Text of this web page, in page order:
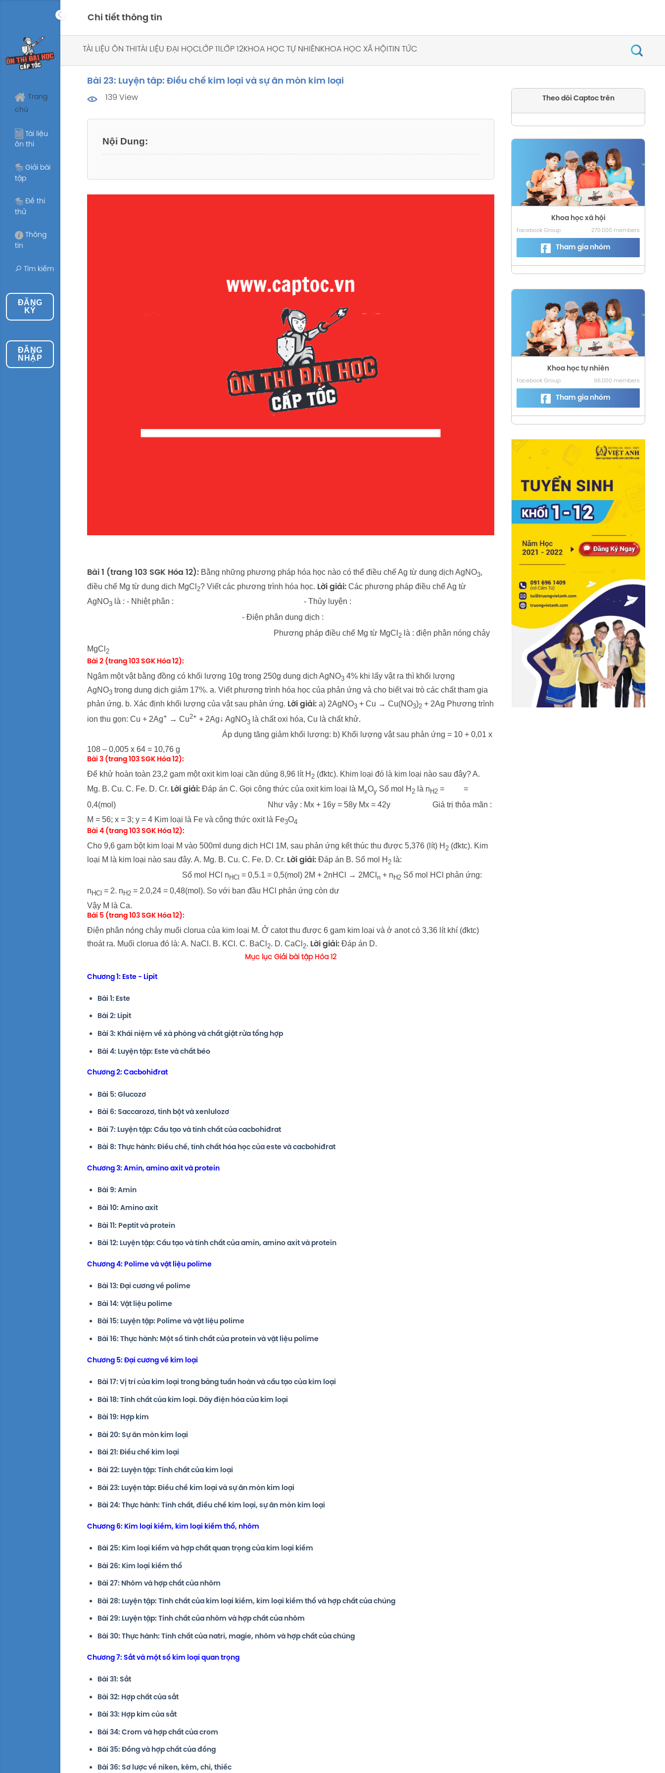
Trang
chủ
Tài liệu
ôn thi
Giải bài
tập
Đề thi
thử
Thông
tin
Tìm kiếm
ĐĂNG
KÝ
ĐĂNG
NHẬP
Chi tiết thông tin
TÀI LIỆU ÔN THI TÀI LIỆU ĐẠI HỌCLỚP 11 LỚP 12KHOA HỌC TỰ NHIÊN KHOA HỌC XÃ HỘI TIN TỨC
Bài 23: Luyện tâp: Điều chế kim loại và sự ăn mòn kim loại
139 View
Bài 1 (trang 103 SGK Hóa 12): Bằng những phương pháp hóa học nào có thể điều chế Ag từ dung dịch AgNO3,
điều chế Mg từ dung dịch MgCl 2? Viết các phương trình hóa học. Lời giải: Các phương pháp điều chế Ag từ
AgNO3 là : - Nhiệt phân :
- Thủy luyện :
- Điện phân dung dịch :
Phương pháp điều chế Mg từ MgCl 2 là : điện phân nóng chảy
MgCl 2
Bài 2 (trang 103 SGK Hóa 12):
Ngâm một vật bằng đồng có khối lượng 10g trong 250g dung dịch AgNO3 4% khi lấy vật ra thì khối lượng
AgNO3 trong dung dịch giảm 17%. a. Viết phương trình hóa học của phản ứng và cho biết vai trò các chất tham gia
phản ứng. b. Xác định khối lượng của vật sau phản ứng. Lời giải: a) 2AgNO3 + Cu → Cu(NO3)2 + 2Ag Phương trình
ion thu gọn: Cu + 2Ag+ → Cu2+ + 2Ag↓ AgNO3 là chất oxi hóa, Cu là chất khử.
Áp dụng tăng giảm khối lượng: b) Khối lượng vật sau phản ứng = 10 + 0,01 x
108 – 0,005 x 64 = 10,76 g
Bài 3 (trang 103 SGK Hóa 12):
Để khử hoàn toàn 23,2 gam một oxit kim loại cần dùng 8,96 lít H 2 (đktc). Khim loại đó là kim loại nào sau đây? A.
Mg. B. Cu. C. Fe. D. Cr. Lời giải: Đáp án C. Gọi công thức của oxit kim loại là MxOy Số mol H 2 là n H2 =
=
0,4(mol)
Như vậy : Mx + 16y = 58y Mx = 42y
Giá trị thỏa mãn :
M = 56; x = 3; y = 4 Kim loại là Fe và công thức oxit là Fe3O4
Bài 4 (trang 103 SGK Hóa 12):
Cho 9,6 gam bột kim loại M vào 500ml dung dịch HCl 1M, sau phản ứng kết thúc thu được 5,376 (lít) H 2 (đktc). Kim
loại M là kim loại nào sau đây. A. Mg. B. Cu. C. Fe. D. Cr. Lời giải: Đáp án B. Số mol H 2 là:
Số mol HCl n HCl = 0,5.1 = 0,5(mol) 2M + 2nHCl → 2MCl n + n H2 Số mol HCl phản ứng:
n HCl = 2. n H2 = 2.0,24 = 0,48(mol). So với ban đầu HCl phản ứng còn dư
Vậy M là Ca.
Bài 5 (trang 103 SGK Hóa 12):
Điện phân nóng chảy muối clorua của kim loại M. Ở catot thu được 6 gam kim loại và ở anot có 3,36 lít khí (đktc)
thoát ra. Muối clorua đó là: A. NaCl. B. KCl. C. BaCl 2. D. CaCl 2. Lời giải: Đáp án D.
Mục lục Giải bài tập Hóa 12
Chương 1: Este - Lipit
Bài 1: Este
Bài 2: Lipit
Bài 3: Khái niệm về xà phòng và chất giặt rửa tổng hợp
Bài 4: Luyện tập: Este và chất béo
Chương 2: Cacbohiđrat
Bài 5: Glucozơ
Bài 6: Saccarozơ, tinh bột và xenlulozơ
Bài 7: Luyện tập: Cấu tạo và tính chất của cacbohiđrat
Bài 8: Thực hành: Điều chế, tính chất hóa học của este và cacbohiđrat
Chương 3: Amin, amino axit và protein
Bài 9: Amin
Bài 10: Amino axit
Bài 11: Peptit và protein
Bài 12: Luyện tập: Cấu tạo và tính chất của amin, amino axit và protein
Chương 4: Polime và vật liệu polime
Bài 13: Đại cương về polime
Bài 14: Vật liệu polime
Bài 15: Luyện tập: Polime và vật liệu polime
Bài 16: Thực hành: Một số tính chất của protein và vật liệu polime
Chương 5: Đại cương về kim loại
Bài 17: Vị trí của kim loại trong bảng tuần hoàn và cấu tạo của kim loại
Bài 18: Tính chất của kim loại. Dãy điện hóa của kim loại
Bài 19: Hợp kim
Bài 20: Sự ăn mòn kim loại
Bài 21: Điều chế kim loại
Bài 22: Luyện tập: Tính chất của kim loại
Bài 23: Luyện tâp: Điều chế kim loại và sự ăn mòn kim loại
Bài 24: Thực hành: Tính chất, điều chế kim loại, sự ăn mòn kim loại
Chương 6: Kim loại kiềm, kim loại kiềm thổ, nhôm
Bài 25: Kim loại kiềm và hợp chất quan trọng của kim loại kiềm
Bài 26: Kim loại kiềm thổ
Bài 27: Nhôm và hợp chất của nhôm
Bài 28: Luyện tập: Tính chất của kim loại kiềm, kim loại kiềm thổ và hợp chất của chúng
Bài 29: Luyện tập: Tính chất của nhôm và hợp chất của nhôm
Bài 30: Thực hành: Tính chất của natri, magie, nhôm và hợp chất của chúng
Chương 7: Sắt và một số kim loại quan trọng
Bài 31: Sắt
Bài 32: Hợp chất của sắt
Bài 33: Hợp kim của sắt
Bài 34: Crom và hợp chất của crom
Bài 35: Đồng và hợp chất của đồng
Bài 36: Sơ lược về niken, kẽm, chì, thiếc
Theo dõi Captoc trên
Khoa học xã hội
Facebook Group 270.000 members
Tham gia nhóm
Khoa học tự nhiên
Facebook Group 96.000 members
Tham gia nhóm